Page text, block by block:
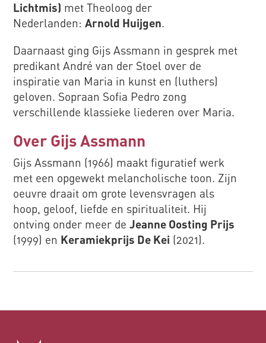
Lichtmis) met Theoloog der
Nederlanden:Arnold Huijgen.
Daarnaast ging Gijs Assmann in gesprek met
predikantAndré van der Stoel over de
inspiratie van Maria in kunst en (luthers)
geloven. Sopraan Sofia Pedro zong
verschillende klassieke liederen over Maria.
Over Gijs Assmann
Gijs Assmann (1966) maakt figuratief werk
met een opgewekt melancholische toon. Zijn
oeuvre draait om grote levensvragen als
hoop, geloof, liefde en spiritualiteit. Hij
ontving onder meer deJeanne Oosting Prijs
(1999) en Keramiekprijs De Kei (2021).